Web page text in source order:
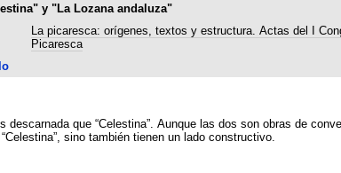
y "La Lozana andaluza"
La picaresca: orígenes, textos y estructura. Actas del I
Picaresca
descarnada que “Celestina”. Aunque las dos son obras de
sino también tienen un lado constructivo.